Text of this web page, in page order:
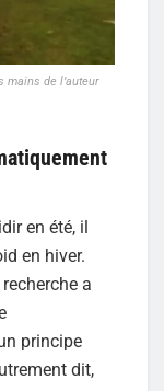
mains de l’auteur
en été, il
en hiver.
a
principe
dit,